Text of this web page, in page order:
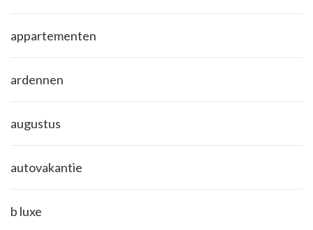
appartementen
ardennen
augustus
autovakantie
b luxe